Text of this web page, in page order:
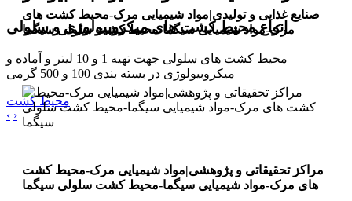
انواع محیط کشت های میکروبیولوژی و سلولی
محیط کشت های سلولی جهت تهیه 1 و 10 لیتر و آماده و
میکروبیولوژی در بسته بندی 100 و 500 گرمی
محیط کشت
‹ ›
صنایع غذایی و تولیدی|مواد شیمیایی مرک-محیط کشت های
مرک-مواد شیمیایی سیگما-محیط کشت سلولی سیگما
مراکز تحقیقاتی و پژوهشی|مواد شیمیایی مرک-محیط کشت
های مرک-مواد شیمیایی سیگما-محیط کشت سلولی سیگما